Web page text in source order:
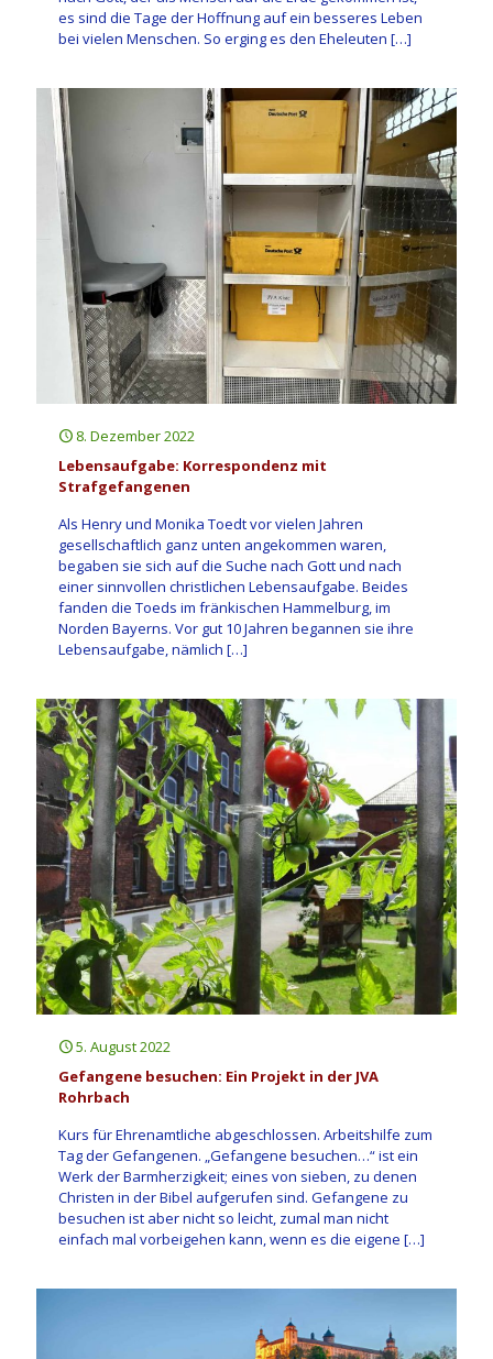
es sind die Tage der Hoffnung auf ein besseres Leben
bei vielen Menschen. So erging es den Eheleuten […]
8. Dezember 2022
Lebensaufgabe: Korrespondenz mit
Strafgefangenen
Als Henry und Monika Toedt vor vielen Jahren
gesellschaftlich ganz unten angekommen waren,
begaben sie sich auf die Suche nach Gott und nach
einer sinnvollen christlichen Lebensaufgabe. Beides
fanden die Toeds im fränkischen Hammelburg, im
Norden Bayerns. Vor gut 10 Jahren begannen sie ihre
Lebensaufgabe, nämlich […]
5. August 2022
Gefangene besuchen: Ein Projekt in der JVA
Rohrbach
Kurs für Ehrenamtliche abgeschlossen. Arbeitshilfe zum
Tag der Gefangenen. „Gefangene besuchen…“ ist ein
Werk der Barmherzigkeit; eines von sieben, zu denen
Christen in der Bibel aufgerufen sind. Gefangene zu
besuchen ist aber nicht so leicht, zumal man nicht
einfach mal vorbeigehen kann, wenn es die eigene […]